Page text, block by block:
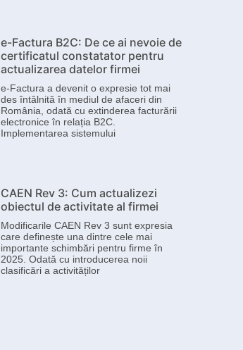
e-Factura B2C: De ce ai nevoie de
certificatul constatator pentru
actualizarea datelor firmei
e-Factura a devenit o expresie tot mai
des întâlnită în mediul de afaceri din
România, odată cu extinderea facturării
electronice în relația B2C.
Implementarea sistemului
CAEN Rev 3: Cum actualizezi
obiectul de activitate al firmei
Modificarile CAEN Rev 3 sunt expresia
care definește una dintre cele mai
importante schimbări pentru firme în
2025. Odată cu introducerea noii
clasificări a activităților